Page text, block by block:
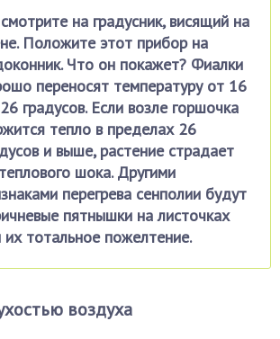
на градусник, висящий на
Положите этот прибор на
Что он покажет? Фиалки
переносят температуру от 16
градусов. Если возле горшочка
тепло в пределах 26
и выше, растение страдает
шока. Другими
перегрева сенполии будут
пятнышки на листочках
их тотальное пожелтение.
воздуха